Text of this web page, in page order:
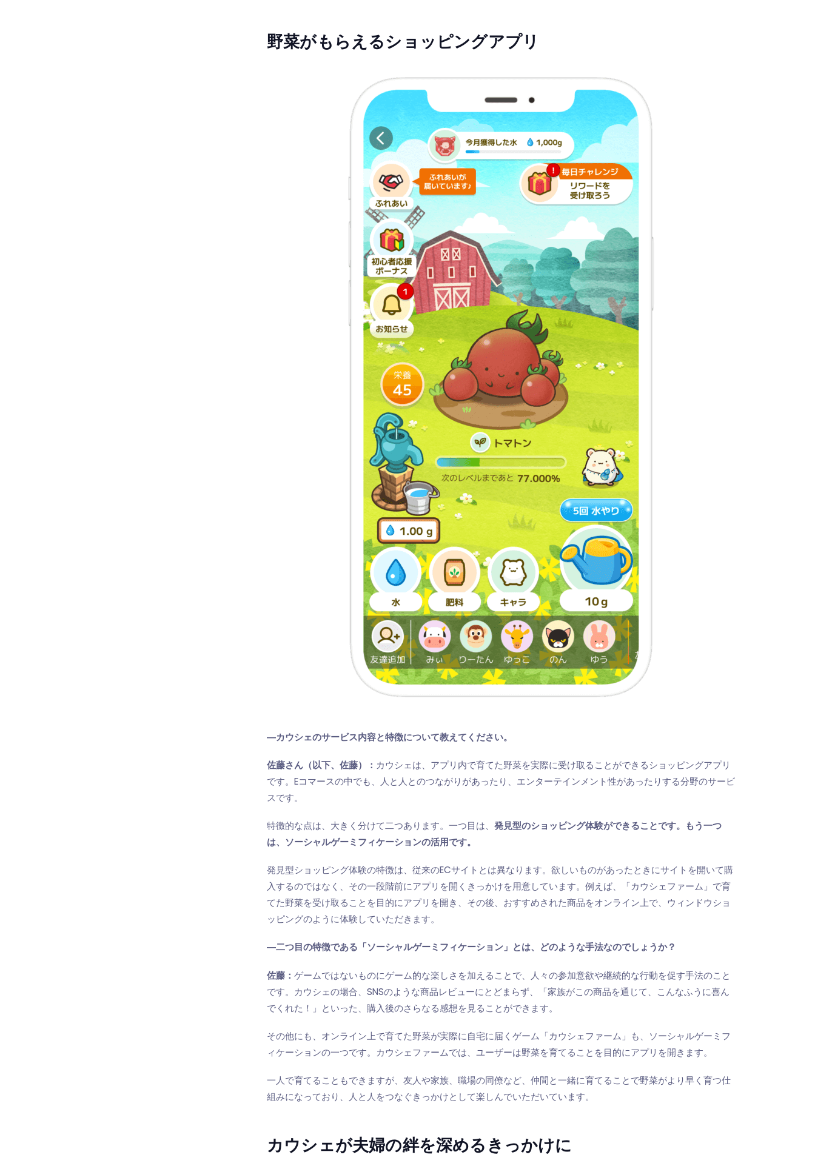
野菜がもらえるショッピングアプリ
―カウシェのサービス内容と特徴について教えてください。
佐藤さん（以下、佐藤）： カウシェは、アプリ内で育てた野菜を実際に受け取ることができるショッピングアプリ
です。Eコマースの中でも、人と人とのつながりがあったり、エンターテインメント性があったりする分野のサービ
スです。
特徴的な点は、大きく分けて二つあります。一つ目は、 発見型のショッピング体験ができることです。もう一つ
は、ソーシャルゲーミフィケーションの活用です。
発見型ショッピング体験の特徴は、従来のECサイトとは異なります。欲しいものがあったときにサイトを開いて購
入するのではなく、その一段階前にアプリを開くきっかけを用意しています。例えば、「カウシェファーム」で育
てた野菜を受け取ることを目的にアプリを開き、その後、おすすめされた商品をオンライン上で、ウィンドウショ
ッピングのように体験していただきます。
―二つ目の特徴である「ソーシャルゲーミフィケーション」とは、どのような手法なのでしょうか？
佐藤： ゲームではないものにゲーム的な楽しさを加えることで、人々の参加意欲や継続的な行動を促す手法のこと
です。カウシェの場合、SNSのような商品レビューにとどまらず、「家族がこの商品を通じて、こんなふうに喜ん
でくれた！」といった、購入後のさらなる感想を見ることができます。
その他にも、オンライン上で育てた野菜が実際に自宅に届くゲーム「カウシェファーム」も、ソーシャルゲーミフ
ィケーションの一つです。カウシェファームでは、ユーザーは野菜を育てることを目的にアプリを開きます。
一人で育てることもできますが、友人や家族、職場の同僚など、仲間と一緒に育てることで野菜がより早く育つ仕
組みになっており、人と人をつなぐきっかけとして楽しんでいただいています。
カウシェが夫婦の絆を深めるきっかけに